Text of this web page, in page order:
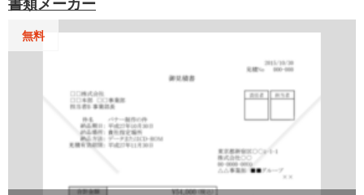
無料